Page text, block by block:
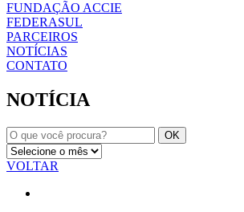
FUNDAÇÃO ACCIE
FEDERASUL
PARCEIROS
NOTÍCIAS
CONTATO
NOTÍCIA
VOLTAR